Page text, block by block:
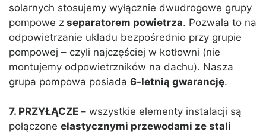
solarnych stosujemy wyłącznie dwudrogowe grupy
pompowe z separatorem powietrza. Pozwala to na
odpowietrzanie układu bezpośrednio przy grupie
pompowej – czyli najczęściej w kotłowni (nie
montujemy odpowietrzników na dachu). Nasza
grupa pompowa posiada 6-letnią gwarancję.
7. PRZYŁĄCZE – wszystkie elementy instalacji są
połączone elastycznymi przewodami ze stali